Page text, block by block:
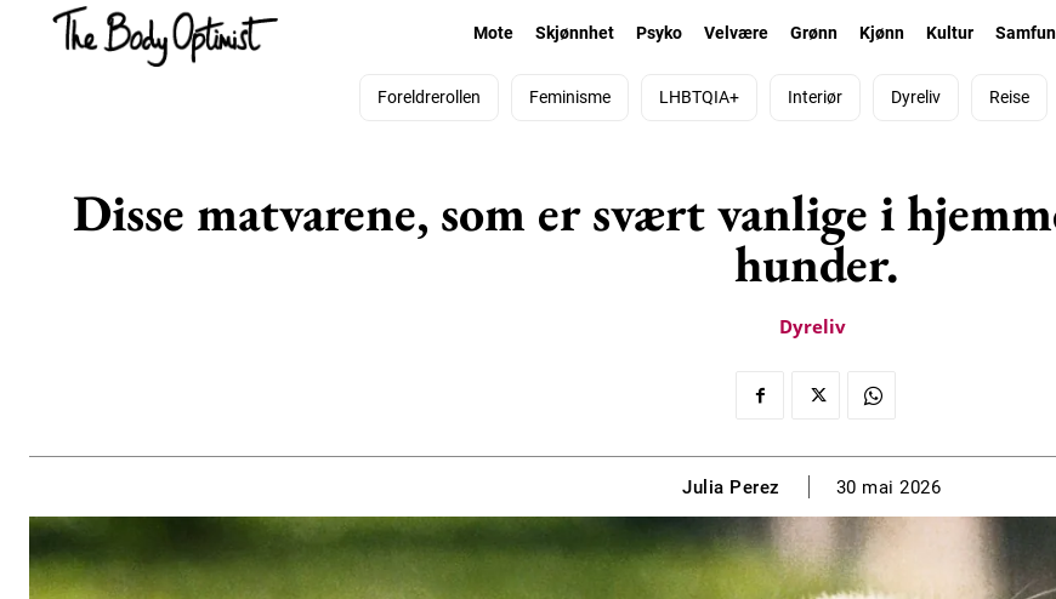
Mote Skjønnhet Psyko Velvære Grønn Kjønn Kultur
Foreldrerollen Feminisme LHBTQIA+ Interiør Dyreliv Reise
Disse matvarene, som er svært vanlige i
hunder.
Dyreliv
Julia Perez 30 mai 2026